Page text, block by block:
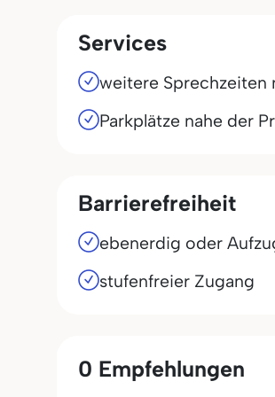
Services
weitere Sprechzeiten
Parkplätze nahe der
Barrierefreiheit
ebenerdig oder
stufenfreier Zugang
0 Empfehlungen